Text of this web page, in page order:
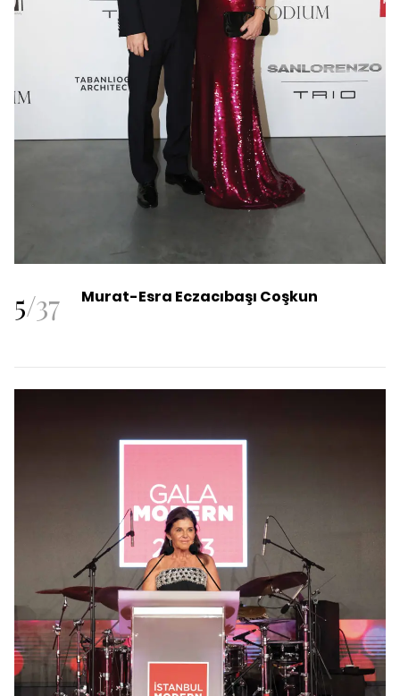
5/37 Murat-Esra Eczacıbaşı Coşkun